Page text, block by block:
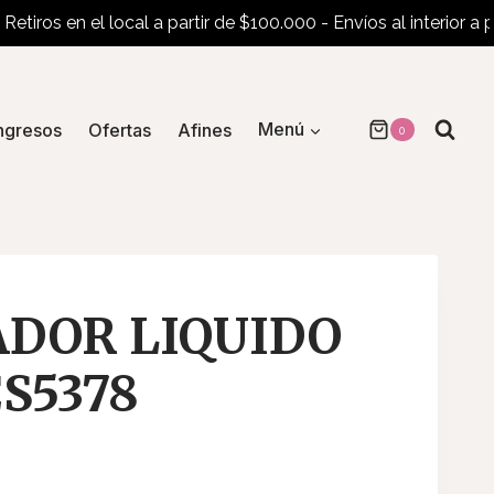
en el local a partir de $100.000 - Envíos al interior a partir
Ofertas Afines Menú 0
LIQUIDO